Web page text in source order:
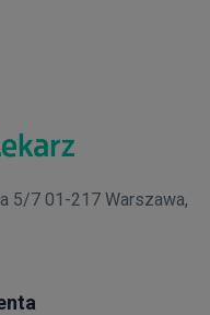
5/7 01-217 Warszawa,